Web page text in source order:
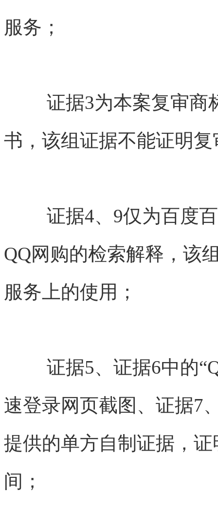
服务；
证据3为本案复审商
书，该组证据不能证明
证据4、9仅为百度
QQ网购的检索解释，该
服务上的使用；
证据5、证据6中的
速登录网页截图、证据7
提供的单方自制证据，
间；